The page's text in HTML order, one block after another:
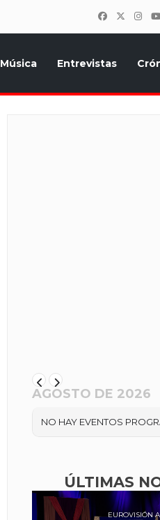
Música Entrevistas
AGOSTO DE 2026
NO HAY EVENTOS
ÚLTIMAS
EUROVISIÓN